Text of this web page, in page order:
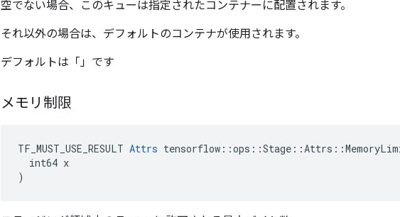
空でない場合、このキューは指定されたコンテナーに配置されます。
それ以外の場合は、デフォルトのコンテナが使用されます。
デフォルトは「」です
メモリ制限
TF_MUST_USE_RESULT Attrs
  int64 x
)